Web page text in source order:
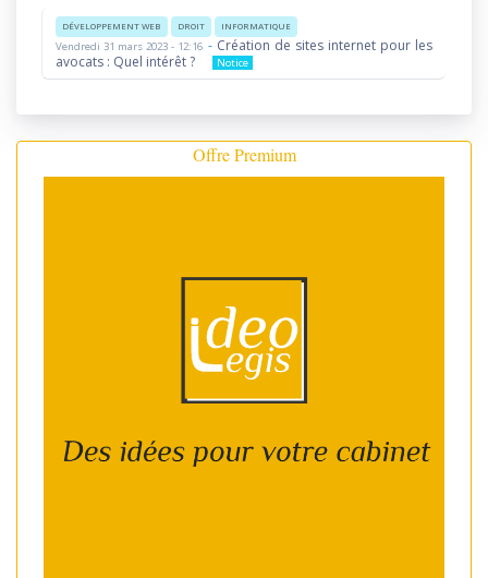
DÉVELOPPEMENT WEB DROIT INFORMATIQUE
Vendredi 31 mars 2023 - 12:16 - Création de sites internet pour les
avocats : Quel intérêt ?
Notice
Offre Premium